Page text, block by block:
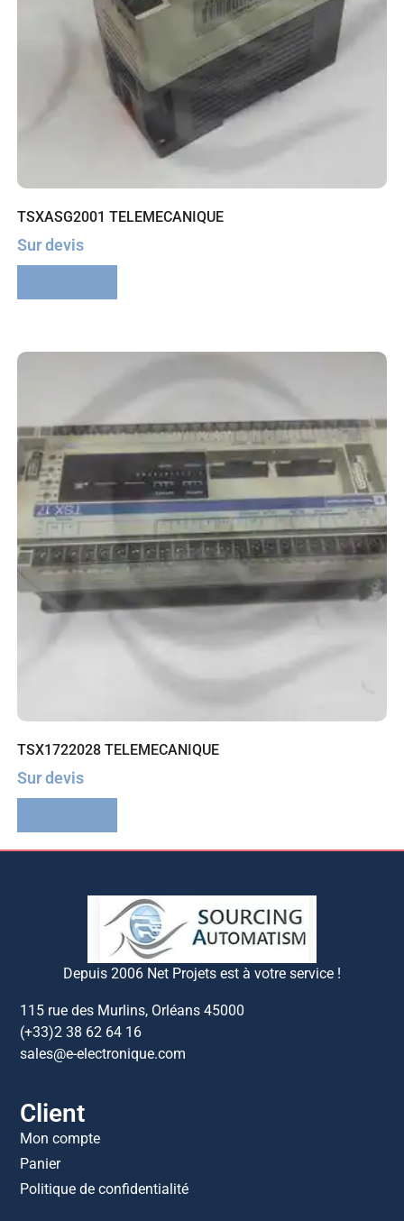
TSXASG2001 TELEMECANIQUE
Sur devis
TSX1722028 TELEMECANIQUE
Sur devis
Depuis 2006 Net Projets est à votre service !
115 rue des Murlins, Orléans 45000
(+33)2 38 62 64 16
sales@e-electronique.com
Client
Mon compte
Panier
Politique de confidentialité